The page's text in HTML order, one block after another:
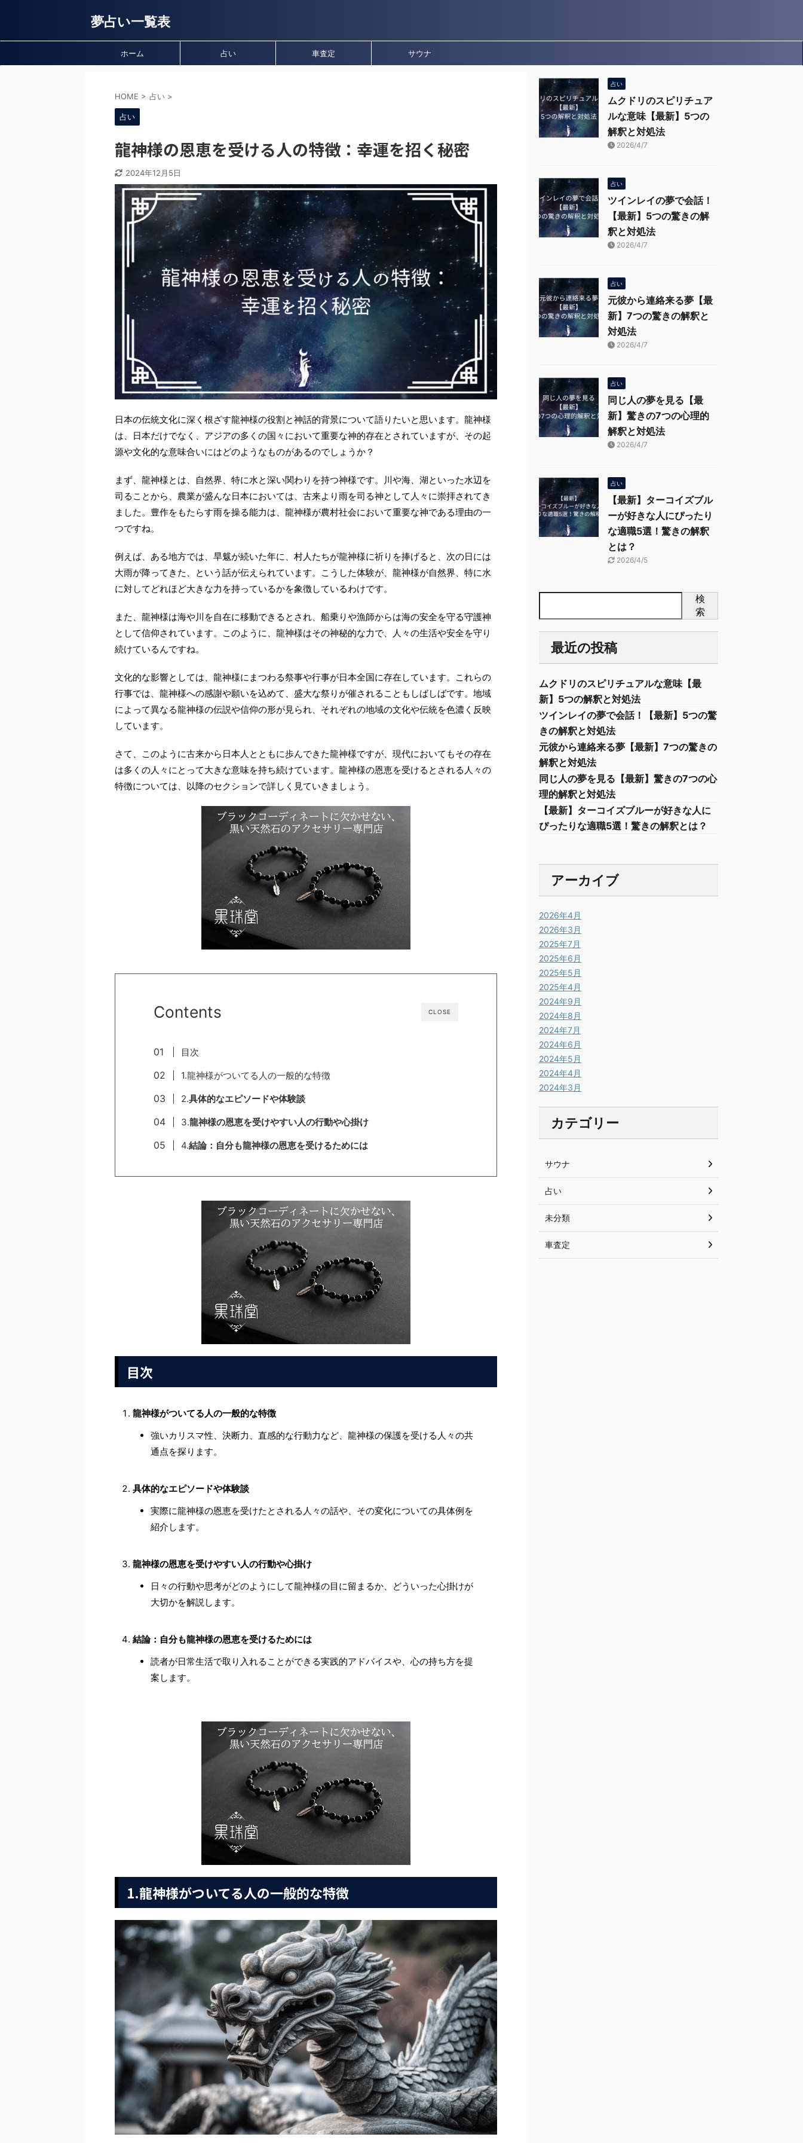
夢占い一覧表
ホーム 占い 車査定 サウナ
HOME > 占い >
占い
龍神様の恩恵を受ける人の特徴：幸運を招く秘密
2024年12月5日
日本の伝統文化に深く根ざす龍神様の役割と神話的背景について語りたいと思います。龍神様
は、日本だけでなく、アジアの多くの国々において重要な神的存在とされていますが、その起
源や文化的な意味合いにはどのようなものがあるのでしょうか？
まず、龍神様とは、自然界、特に水と深い関わりを持つ神様です。川や海、湖といった水辺を
司ることから、農業が盛んな日本においては、古来より雨を司る神として人々に崇拝されてき
ました。豊作をもたらす雨を操る能力は、龍神様が農村社会において重要な神である理由の一
つですね。
例えば、ある地方では、旱魃が続いた年に、村人たちが龍神様に祈りを捧げると、次の日には
大雨が降ってきた、という話が伝えられています。こうした体験が、龍神様が自然界、特に水
に対してどれほど大きな力を持っているかを象徴しているわけです。
また、龍神様は海や川を自在に移動できるとされ、船乗りや漁師からは海の安全を守る守護神
として信仰されています。このように、龍神様はその神秘的な力で、人々の生活や安全を守り
続けているんですね。
文化的な影響としては、龍神様にまつわる祭事や行事が日本全国に存在しています。これらの
行事では、龍神様への感謝や願いを込めて、盛大な祭りが催されることもしばしばです。地域
によって異なる龍神様の伝説や信仰の形が見られ、それぞれの地域の文化や伝統を色濃く反映
しています。
さて、このように古来から日本人とともに歩んできた龍神様ですが、現代においてもその存在
は多くの人々にとって大きな意味を持ち続けています。龍神様の恩恵を受けるとされる人々の
特徴については、以降のセクションで詳しく見ていきましょう。
CLOSE
Contents
目次
1.龍神様がついてる人の一般的な特徴
2.具体的なエピソードや体験談
3.龍神様の恩恵を受けやすい人の行動や心掛け
4.結論：自分も龍神様の恩恵を受けるためには
目次
龍神様がついてる人の一般的な特徴
強いカリスマ性、決断力、直感的な行動力など、龍神様の保護を受ける人々の共
通点を探ります。
具体的なエピソードや体験談
実際に龍神様の恩恵を受けたとされる人々の話や、その変化についての具体例を
紹介します。
龍神様の恩恵を受けやすい人の行動や心掛け
日々の行動や思考がどのようにして龍神様の目に留まるか、どういった心掛けが
大切かを解説します。
結論：自分も龍神様の恩恵を受けるためには
読者が日常生活で取り入れることができる実践的アドバイスや、心の持ち方を提
案します。
1.龍神様がついてる人の一般的な特徴
占い
ムクドリのスピリチュア
ルな意味【最新】5つの
解釈と対処法
2026/4/7
占い
ツインレイの夢で会話！
【最新】5つの驚きの解
釈と対処法
2026/4/7
占い
元彼から連絡来る夢【最
新】7つの驚きの解釈と
対処法
2026/4/7
占い
同じ人の夢を見る【最
新】驚きの7つの心理的
解釈と対処法
2026/4/7
占い
【最新】ターコイズブル
ーが好きな人にぴったり
な適職5選！驚きの解釈
とは？
2026/4/5
検
索
最近の投稿
ムクドリのスピリチュアルな意味【最
新】5つの解釈と対処法
ツインレイの夢で会話！【最新】5つの驚
きの解釈と対処法
元彼から連絡来る夢【最新】7つの驚きの
解釈と対処法
同じ人の夢を見る【最新】驚きの7つの心
理的解釈と対処法
【最新】ターコイズブルーが好きな人に
ぴったりな適職5選！驚きの解釈とは？
アーカイブ
2026年4月
2026年3月
2025年7月
2025年6月
2025年5月
2025年4月
2024年9月
2024年8月
2024年7月
2024年6月
2024年5月
2024年4月
2024年3月
カテゴリー
サウナ
占い
未分類
車査定